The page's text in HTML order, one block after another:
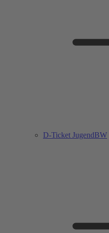
D-Ticket JugendBW